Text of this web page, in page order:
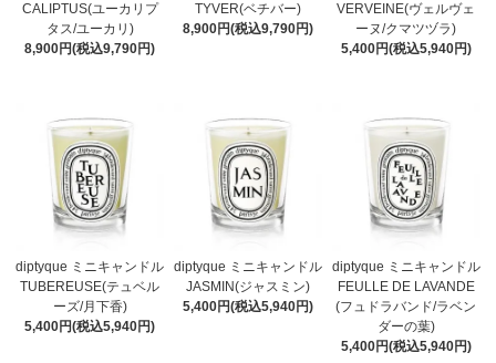
CALIPTUS(ユーカリプ
タス/ユーカリ)
8,900円(税込9,790円)
TYVER(ベチバー)
8,900円(税込9,790円)
VERVEINE(ヴェルヴェ
ーヌ/クマツヅラ)
5,400円(税込5,940円)
diptyque ミニキャンドル
TUBEREUSE(テュベル
ーズ/月下香)
5,400円(税込5,940円)
diptyque ミニキャンドル
JASMIN(ジャスミン)
5,400円(税込5,940円)
diptyque ミニキャンドル
FEULLE DE LAVANDE
(フュドラバンド/ラベン
ダーの葉)
5,400円(税込5,940円)